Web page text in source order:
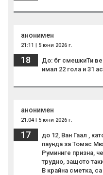
анонимен
21:11 | 5 юни 2026 г.
18
До: бг смешкиТи
имал 22 гола и 31
анонимен
21:04 | 5 юни 2026 г.
17
до 12, Ван Гаал ,
паунда за Томас
Руминиге призна,
трудно, защото
В крайна сметка,